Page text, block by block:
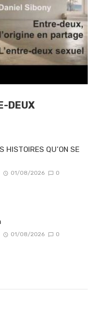
DEUX
HISTOIRES QU’ON SE
01/08/2026 0
01/08/2026 0